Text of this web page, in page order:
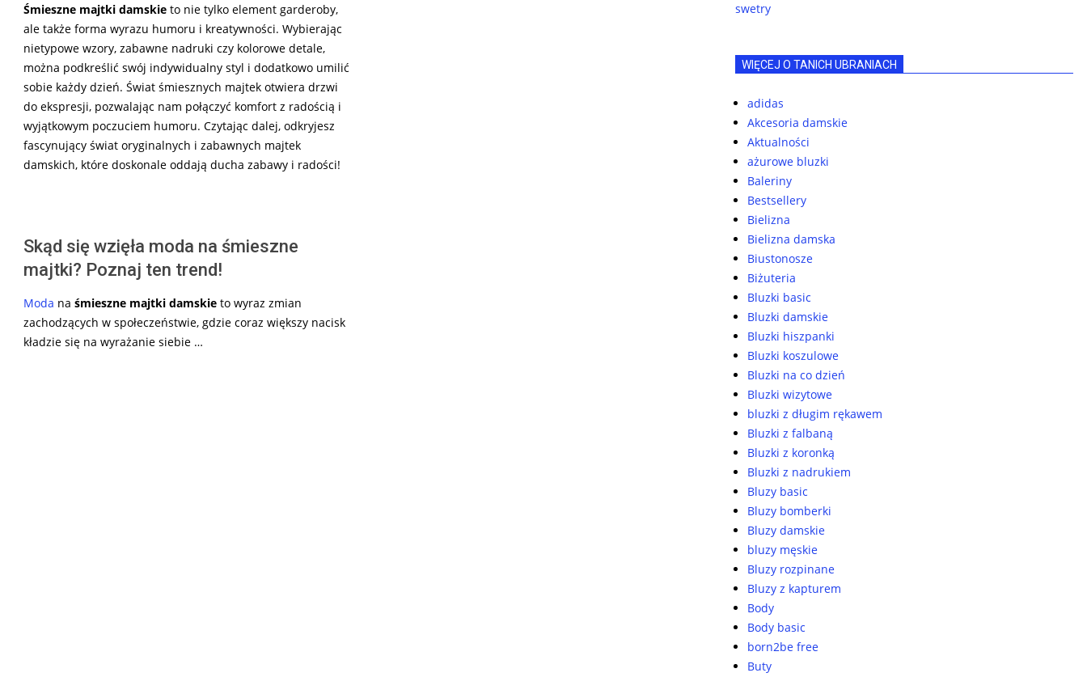
Śmieszne majtki damskie to nie tylko element garderoby,
ale także forma wyrazu humoru i kreatywności. Wybierając
nietypowe wzory, zabawne nadruki czy kolorowe detale,
można podkreślić swój indywidualny styl i dodatkowo umilić
sobie każdy dzień. Świat śmiesznych majtek otwiera drzwi
do ekspresji, pozwalając nam połączyć komfort z radością i
wyjątkowym poczuciem humoru. Czytając dalej, odkryjesz
fascynujący świat oryginalnych i zabawnych majtek
damskich, które doskonale oddają ducha zabawy i radości!
Skąd się wzięła moda na śmieszne
majtki? Poznaj ten trend!
Moda na śmieszne majtki damskie to wyraz zmian
zachodzących w społeczeństwie, gdzie coraz większy nacisk
kładzie się na wyrażanie siebie …
swetry
WIĘCEJ O TANICH UBRANIACH
adidas
Akcesoria damskie
Aktualności
ażurowe bluzki
Baleriny
Bestsellery
Bielizna
Bielizna damska
Biustonosze
Biżuteria
Bluzki basic
Bluzki damskie
Bluzki hiszpanki
Bluzki koszulowe
Bluzki na co dzień
Bluzki wizytowe
bluzki z długim rękawem
Bluzki z falbaną
Bluzki z koronką
Bluzki z nadrukiem
Bluzy basic
Bluzy bomberki
Bluzy damskie
bluzy męskie
Bluzy rozpinane
Bluzy z kapturem
Body
Body basic
born2be free
Buty